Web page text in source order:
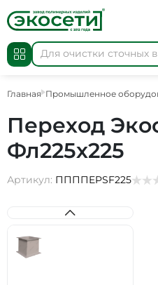
Главная Промышленное
Переход
Фл225х225
Артикул: ППППEPSF225